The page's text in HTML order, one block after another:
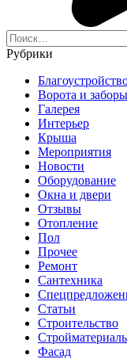
Search
for:
Рубрики
Ворота и заборы
Галерея
Интерьер
Крыша
Мероприятия
Новости
Оборудование
Окна и двери
Отзывы
Отопление
Пол
Прочее
Ремонт
Сантехника
Статьи
Строительство
Фасад